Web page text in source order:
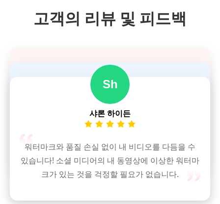
고객의 리뷰 및 피드백
사라 콜먼
이 온라인 비디오 트리머는 저에게 많은 도움이 됩니
다. 동영상을 빠르게 다듬는 데 도움이 되고 적절한
길이의 동영상을 소셜 미디어에 올릴 수 있습니다.
Sh
샤론 하이든
워터마크와 품질 손실 없이 내 비디오를 다듬을 수
있습니다! 소셜 미디어의 내 동영상에 이상한 워터마
크가 있는 것을 걱정할 필요가 없습니다.
프레드 모건
더 이상 동영상을 자르기 위해 소프트웨어를 다운로
드하거나 느린 내장 동영상 트리머를 사용할 필요가
없습니다! 웹사이트에서 내 동영상을 빠르게 자를 수
있습니다.
도로시 톰슨
저는 이 온라인 트리머를 좋아합니다. 모든 컴퓨터에
서 사용할 수 있습니다. 비디오 길이를 줄여야 할 때
많은 긴급 상황을 해결하는 데 도움이 되었습니다.